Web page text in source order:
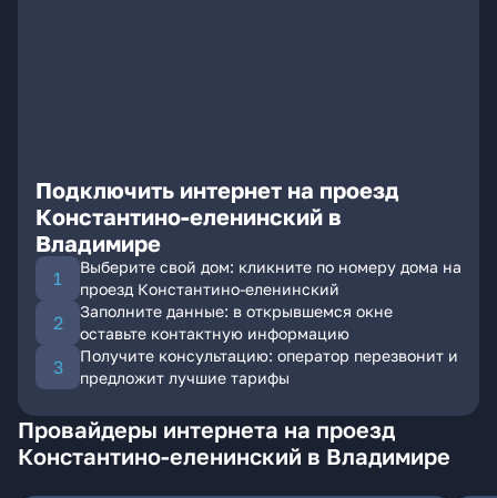
Подключить интернет на проезд
Константино-еленинский в
Владимире
Выберите свой дом: кликните по номеру дома на
проезд Константино-еленинский
Заполните данные: в открывшемся окне
оставьте контактную информацию
Получите консультацию: оператор перезвонит и
предложит лучшие тарифы
Провайдеры интернета на проезд
Константино-еленинский в Владимире